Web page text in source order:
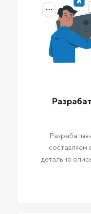
составляем
детально